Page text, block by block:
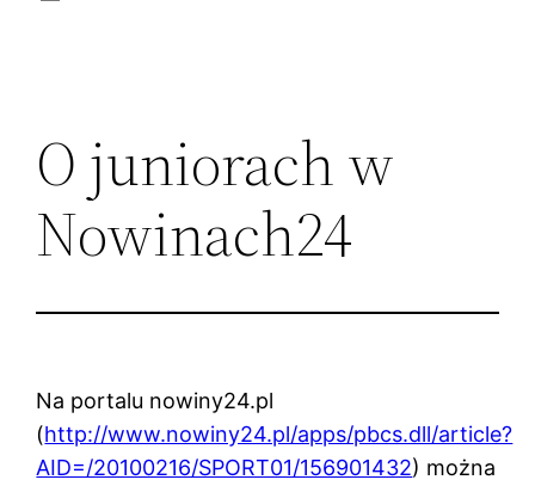
O juniorach w
Nowinach24
Na portalu nowiny24.pl
(http://www.nowiny24.pl/apps/pbcs.dll/article?
AID=/20100216/SPORT01/156901432) można